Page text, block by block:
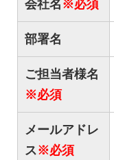
会社名 ※必須
部署名
ご担当者様名
※必須
メールアドレ
ス※必須